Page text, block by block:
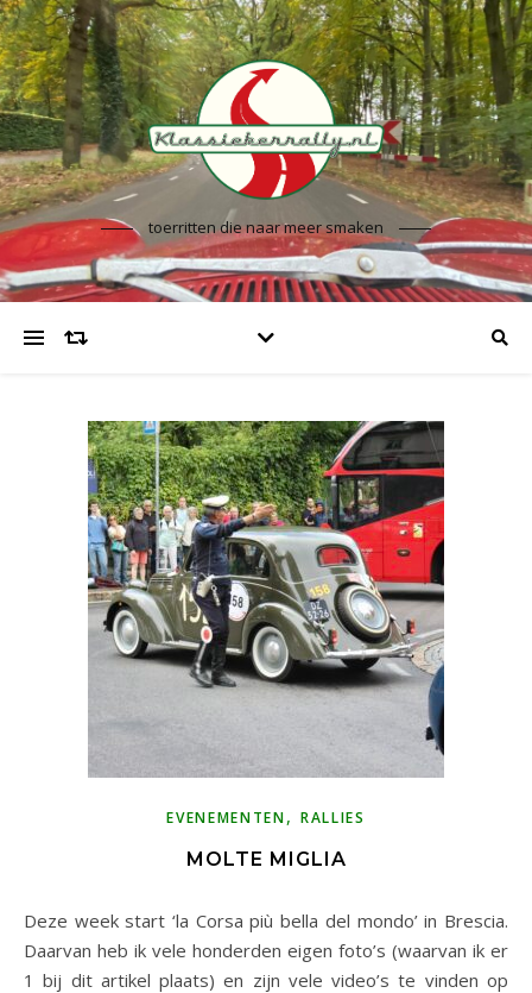
toerritten die naar meer smaken
EVENEMENTEN, RALLIES
MOLTE MIGLIA
Deze week start ‘la Corsa più bella del mondo’ in Brescia.
Daarvan heb ik vele honderden eigen foto’s (waarvan ik er
1 bij dit artikel plaats) en zijn vele video’s te vinden op